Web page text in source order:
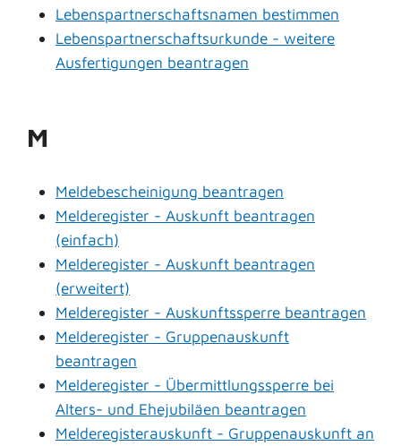
Lebenspartnerschaftsnamen bestimmen
Lebenspartnerschaftsurkunde - weitere
Ausfertigungen beantragen
M
Meldebescheinigung beantragen
Melderegister - Auskunft beantragen
(einfach)
Melderegister - Auskunft beantragen
(erweitert)
Melderegister - Auskunftssperre beantragen
Melderegister - Gruppenauskunft
beantragen
Melderegister - Übermittlungssperre bei
Alters- und Ehejubiläen beantragen
Melderegisterauskunft - Gruppenauskunft an